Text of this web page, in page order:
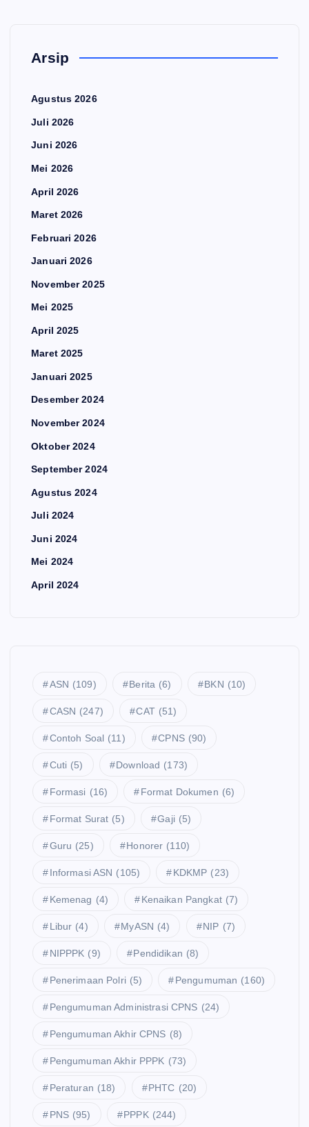
Arsip
Agustus 2026
Juli 2026
Juni 2026
Mei 2026
April 2026
Maret 2026
Februari 2026
Januari 2026
November 2025
Mei 2025
April 2025
Maret 2025
Januari 2025
Desember 2024
November 2024
Oktober 2024
September 2024
Agustus 2024
Juli 2024
Juni 2024
Mei 2024
April 2024
ASN (109) Berita (6) BKN (10)
CASN (247) CAT (51)
Contoh Soal (11) CPNS (90)
Cuti (5) Download (173)
Formasi (16) Format Dokumen (6)
Format Surat (5) Gaji (5)
Guru (25) Honorer (110)
Informasi ASN (105) KDKMP (23)
Kemenag (4) Kenaikan Pangkat (7)
Libur (4) MyASN (4) NIP (7)
NIPPPK (9) Pendidikan (8)
Penerimaan Polri (5) Pengumuman (160)
Pengumuman Administrasi CPNS (24)
Pengumuman Akhir CPNS (8)
Pengumuman Akhir PPPK (73)
Peraturan (18) PHTC (20)
PNS (95) PPPK (244)